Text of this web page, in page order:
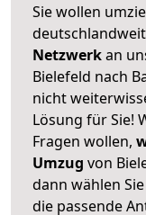
Sie wollen
Netzwerkan
Bielefeld nach
nicht
Lösung für Sie!
Fragen wollen,
Umzug von
dann wählen
die passende